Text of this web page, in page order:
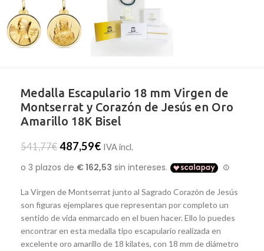
Medalla Escapulario 18 mm Virgen de
Montserrat y Corazón de Jesús en Oro
Amarillo 18K Bisel
541,77€ 487,59€ IVA incl.
La Virgen de Montserrat junto al Sagrado Corazón de Jesús
son figuras ejemplares que representan por completo un
sentido de vida enmarcado en el buen hacer. Ello lo puedes
encontrar en esta medalla tipo escapulario realizada en
excelente oro amarillo de 18 kilates, con 18 mm de diámetro